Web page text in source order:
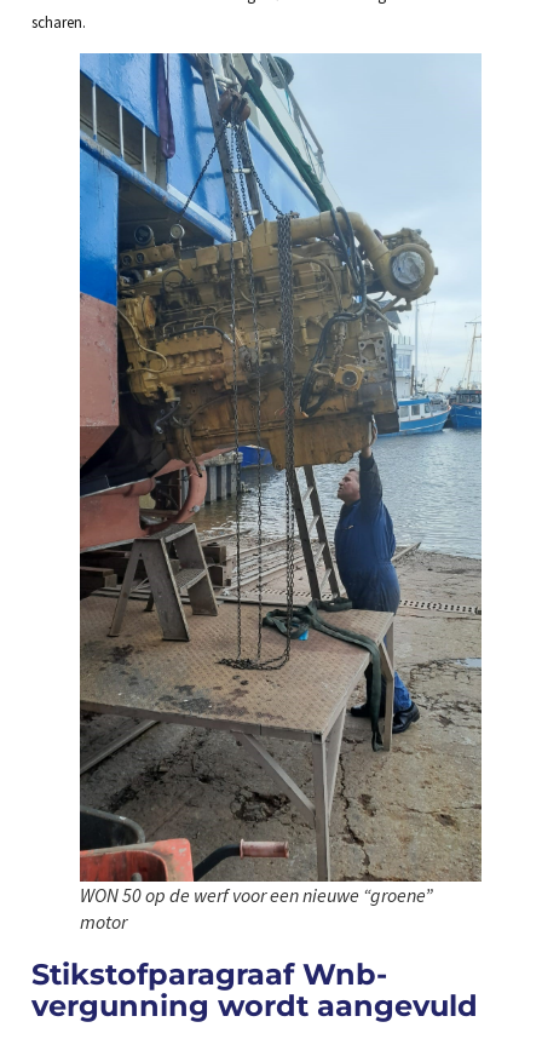
scharen.
WON 50 op de werf voor een nieuwe “groene”
motor
Stikstofparagraaf Wnb-
vergunning wordt aangevuld